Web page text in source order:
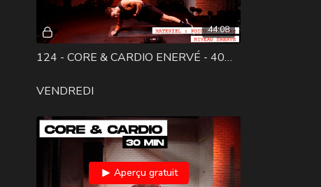
44:08
124 - CORE & CARDIO ENERVÉ - 40MIN
VENDREDI
Aperçu gratuit